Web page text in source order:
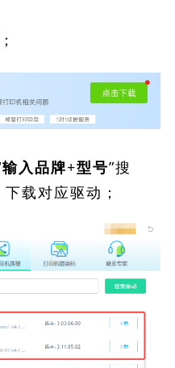
；
输入品牌+型号”搜
载对应驱动；